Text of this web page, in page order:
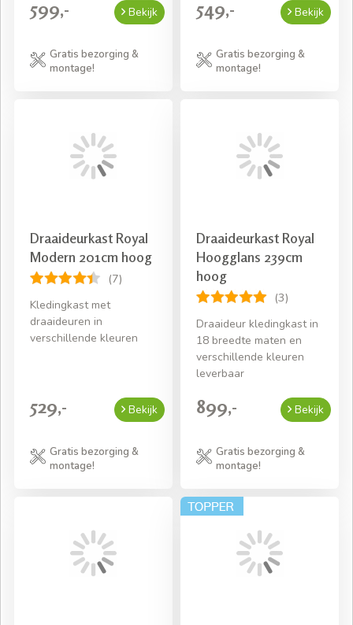
599,- Bekijk
Gratis bezorging &
montage!
549,- Bekijk
Gratis bezorging &
montage!
Draaideurkast Royal
Modern 201cm hoog
(7)
Kledingkast met
draaideuren in
verschillende kleuren
529,- Bekijk
Gratis bezorging &
montage!
Draaideurkast Royal
Hoogglans 239cm
hoog
(3)
Draaideur kledingkast in
18 breedte maten en
verschillende kleuren
leverbaar
899,- Bekijk
Gratis bezorging &
montage!